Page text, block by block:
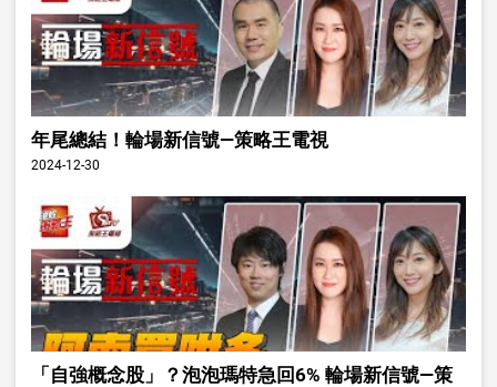
年尾總結！輪場新信號—策略王電視
2024-12-30
「自強概念股」？泡泡瑪特急回6% 輪場新信號—策